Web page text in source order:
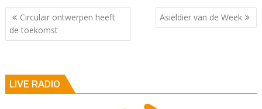
Berichtnavigatie
Circulair ontwerpen heeft
de toekomst
Asieldier van de Week
LIVE RADIO